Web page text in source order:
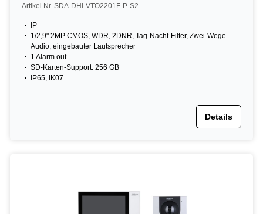
Artikel Nr. SDA-DHI-VTO2201F-P-S2
IP
1/2,9" 2MP CMOS, WDR, 2DNR, Tag-Nacht-Filter, Zwei-Wege-
Audio, eingebauter Lautsprecher
1 Alarm out
SD-Karten-Support: 256 GB
IP65, IK07
Details